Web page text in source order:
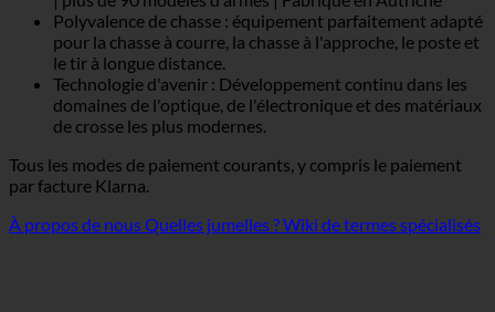
Polyvalence de chasse : équipement parfaitement adapté
pour la chasse à courre, la chasse à l'approche, le poste et
le tir à longue distance.
Technologie d'avenir : Développement continu dans les
domaines de l'optique, de l'électronique et des matériaux
de crosse les plus modernes.
Tous les modes de paiement courants, y compris le paiement
par facture Klarna.
À propos de nousQuelles jumelles ?Wiki de termes spécialisés